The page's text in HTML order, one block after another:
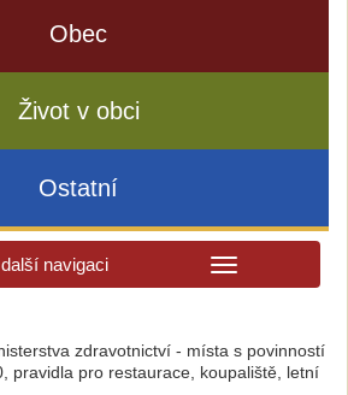
Obec
Život v obci
Ostatní
navigaci
zdravotnictví - místa s povinností
pravidla pro restaurace, koupaliště, letní